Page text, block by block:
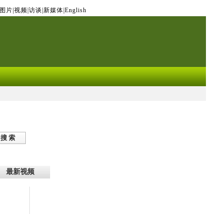
图片 视频 访谈 新媒体 English
搜 索
最新视频